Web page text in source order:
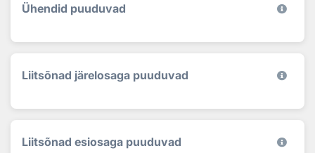
Ühendid puuduvad
Liitsõnad järelosaga puuduvad
Liitsõnad esiosaga puuduvad